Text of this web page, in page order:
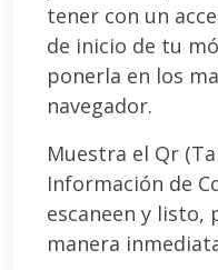
tener con un
de inicio de tu
ponerla en los
navegador.
Muestra el Qr
Información de
escaneen y listo,
manera